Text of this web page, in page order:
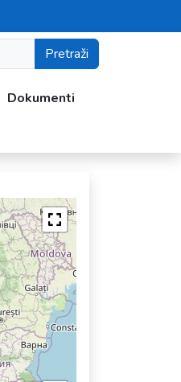
Pretraži
Dokumenti